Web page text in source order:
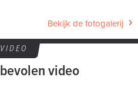
Bekijk de fotogalerij
VIDEO
video